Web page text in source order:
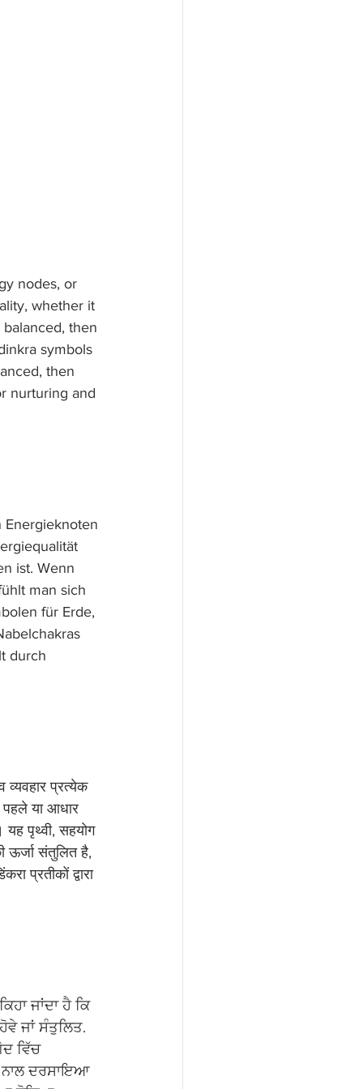
nodes, or
whether it
then
symbols
then
nurturing and
Energieknoten
ist. Wenn
man sich
für Erde,
durch
व्यवहार प्रत्येक
पहले या आधार
यह पृथ्वी, सहयोग
ऊर्जा संतुलित है,
प्रतीकों द्वारा
ਜਾਂਦਾ ਹੈ ਕਿ
ਜਾਂ ਸੰਤੁਲਿਤ.
ਵਿੱਚ
ਨਾਲ ਦਰਸਾਇਆ